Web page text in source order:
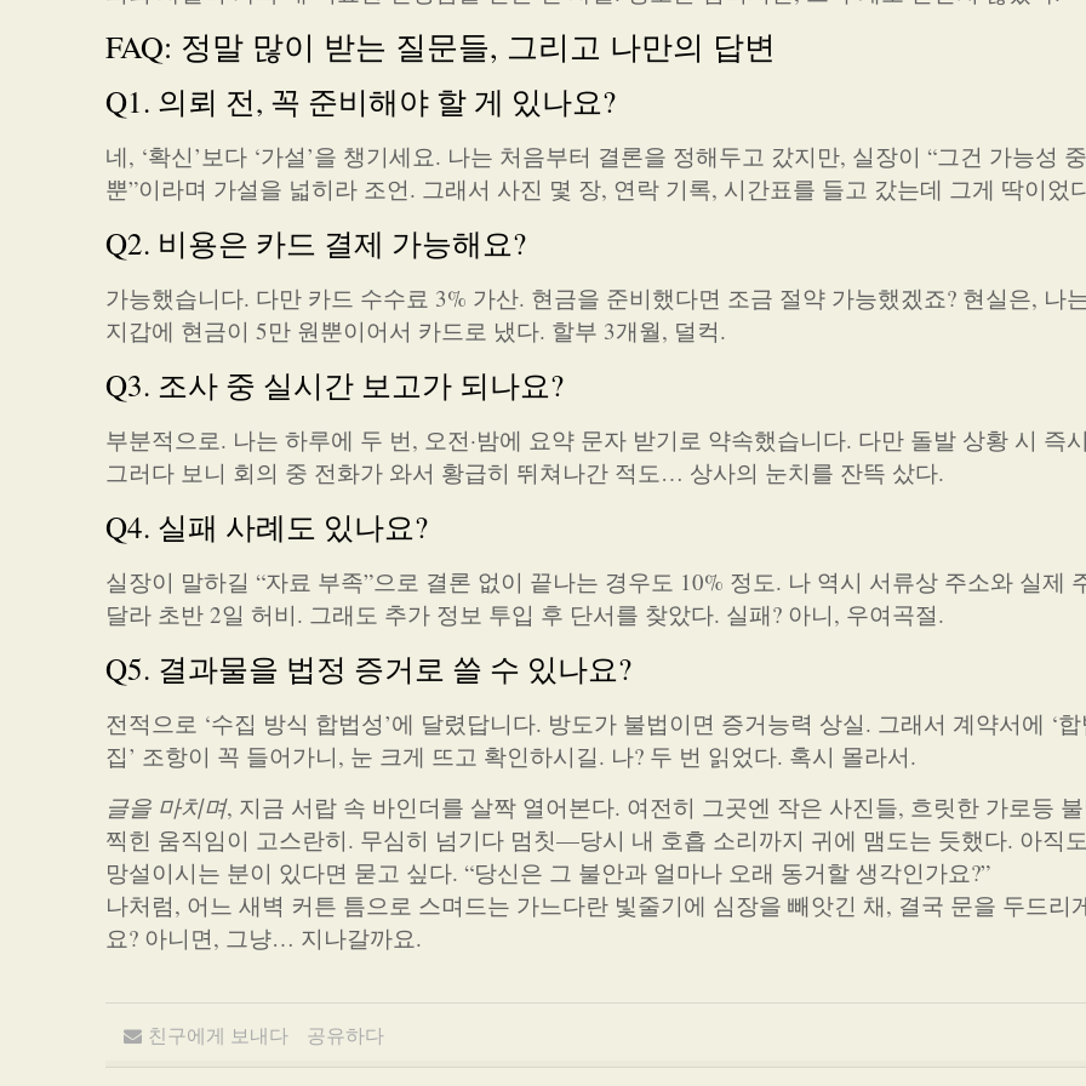
FAQ: 정말 많이 받는 질문들, 그리고 나만의 답변
Q1. 의뢰 전, 꼭 준비해야 할 게 있나요?
네, ‘확신’보다 ‘가설’을 챙기세요. 나는 처음부터 결론을 정해두고 갔지만, 실장이 “그건 가능성
뿐”이라며 가설을 넓히라 조언. 그래서 사진 몇 장, 연락 기록, 시간표를 들고 갔는데 그게 딱이었
Q2. 비용은 카드 결제 가능해요?
가능했습니다. 다만 카드 수수료 3% 가산. 현금을 준비했다면 조금 절약 가능했겠죠? 현실은, 나
지갑에 현금이 5만 원뿐이어서 카드로 냈다. 할부 3개월, 덜컥.
Q3. 조사 중 실시간 보고가 되나요?
부분적으로. 나는 하루에 두 번, 오전·밤에 요약 문자 받기로 약속했습니다. 다만 돌발 상황 시 즉
그러다 보니 회의 중 전화가 와서 황급히 뛰쳐나간 적도… 상사의 눈치를 잔뜩 샀다.
Q4. 실패 사례도 있나요?
실장이 말하길 “자료 부족”으로 결론 없이 끝나는 경우도 10% 정도. 나 역시 서류상 주소와 실제
달라 초반 2일 허비. 그래도 추가 정보 투입 후 단서를 찾았다. 실패? 아니, 우여곡절.
Q5. 결과물을 법정 증거로 쓸 수 있나요?
전적으로 ‘수집 방식 합법성’에 달렸답니다. 방도가 불법이면 증거능력 상실. 그래서 계약서에 ‘
집’ 조항이 꼭 들어가니, 눈 크게 뜨고 확인하시길. 나? 두 번 읽었다. 혹시 몰라서.
글을 마치며, 지금 서랍 속 바인더를 살짝 열어본다. 여전히 그곳엔 작은 사진들, 흐릿한 가로등
찍힌 움직임이 고스란히. 무심히 넘기다 멈칫—당시 내 호흡 소리까지 귀에 맴도는 듯했다. 아직
망설이시는 분이 있다면 묻고 싶다. “당신은 그 불안과 얼마나 오래 동거할 생각인가요?”
나처럼, 어느 새벽 커튼 틈으로 스며드는 가느다란 빛줄기에 심장을 빼앗긴 채, 결국 문을 두드리
요? 아니면, 그냥… 지나갈까요.
친구에게 보내다 공유하다